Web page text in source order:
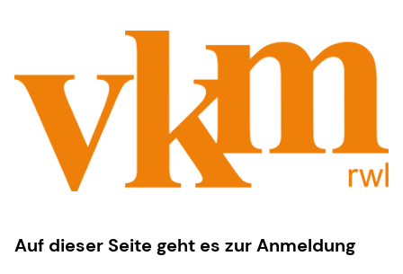
Auf dieser Seite geht es zur Anmeldung